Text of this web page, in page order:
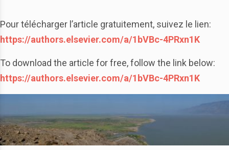
Pour télécharger l’article gratuitement, suivez le lien:
https://authors.elsevier.com/a/1bVBc-4PRxn1K
To download the article for free, follow the link below:
https://authors.elsevier.com/a/1bVBc-4PRxn1K